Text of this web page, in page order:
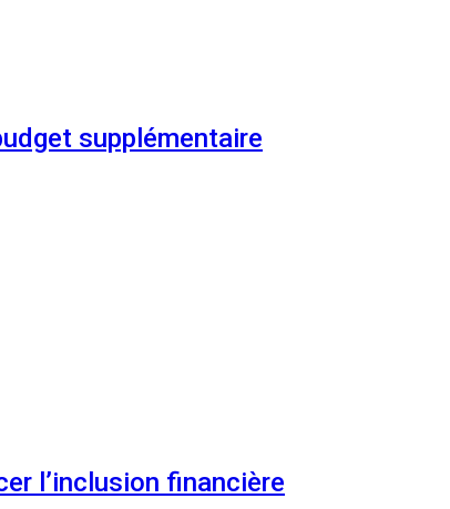
supplémentaire
l’inclusion financière